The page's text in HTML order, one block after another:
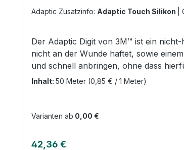
Adaptic Zusatzinfo: Adaptic Touch Silikon
Der Adaptic Digit von 3M™ ist ein
nicht an der Wunde haftet, sowie
und schnell anbringen, ohne dass
ermöglicht der Adaptic Digit eine
Herstellers Kaufen Sie jetzt
Inhalt: 50 Meter (0,85 € / 1 Meter)
Varianten ab 0,00 €
Regulärer Preis:
42,36 €